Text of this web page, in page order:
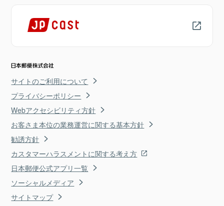
サイトのご利用について
プライバシーポリシー
Webアクセシビリティ方針
お客さま本位の業務運営に関する基本方針
勧誘方針
カスタマーハラスメントに関する考え方
日本郵便公式アプリ一覧
ソーシャルメディア
サイトマップ